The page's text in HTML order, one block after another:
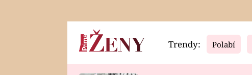
Horoskopy Video
Trendy: Polabí